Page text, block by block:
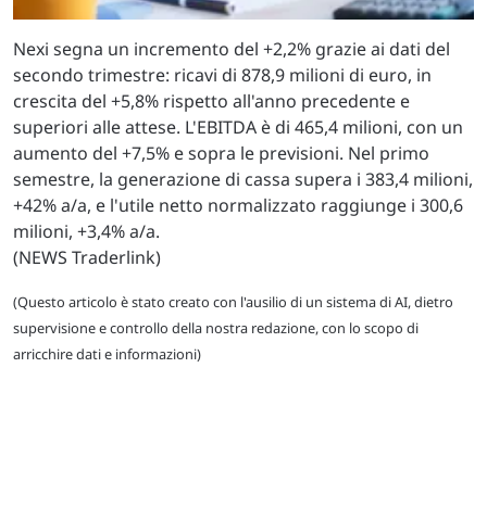
Nexi segna un incremento del +2,2% grazie ai dati del
secondo trimestre: ricavi di 878,9 milioni di euro, in
crescita del +5,8% rispetto all'anno precedente e
superiori alle attese. L'EBITDA è di 465,4 milioni, con un
aumento del +7,5% e sopra le previsioni. Nel primo
semestre, la generazione di cassa supera i 383,4 milioni,
+42% a/a, e l'utile netto normalizzato raggiunge i 300,6
milioni, +3,4% a/a.
(NEWS Traderlink)
(Questo articolo è stato creato con l'ausilio di un sistema di AI, dietro
supervisione e controllo della nostra redazione, con lo scopo di
arricchire dati e informazioni)